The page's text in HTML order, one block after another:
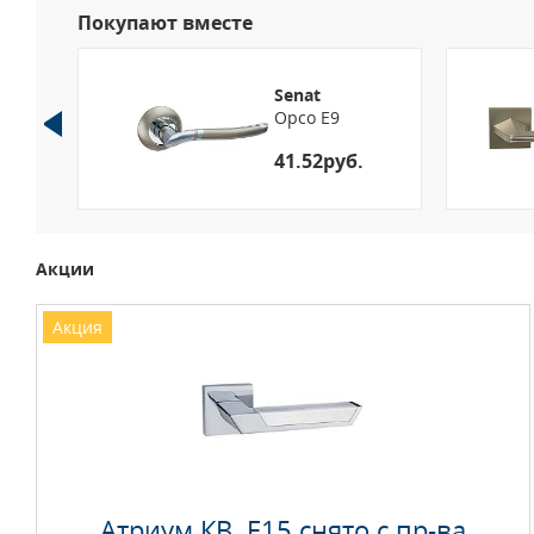
Покупают вместе
Senat
Орсо E9
41.52руб.
Акции
Акция